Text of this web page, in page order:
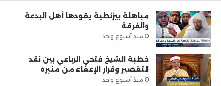
مباهلة بيزنطية يقودها أهل البدعة
والفرقة
منذ أسبوع واحد
خطبة الشيخ فتحي الرباعي بين نقد
التقصير وقرار الإعفاء من منبره
منذ أسبوع واحد